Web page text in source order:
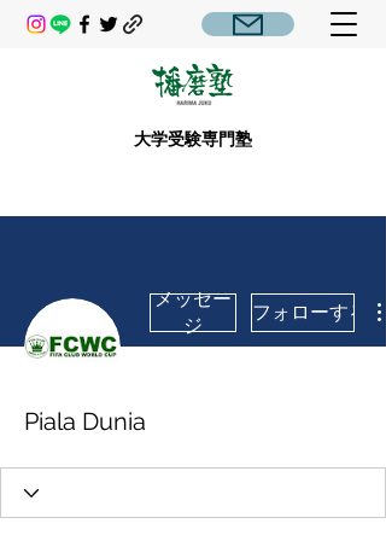
大学受験専門塾
メッセー
ジ
フォローする
Piala Dunia